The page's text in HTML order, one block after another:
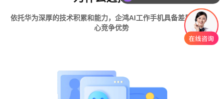
依托华为深厚的技术积累和能力，企鸿AI工作手机具备差异化的核
心竞争优势